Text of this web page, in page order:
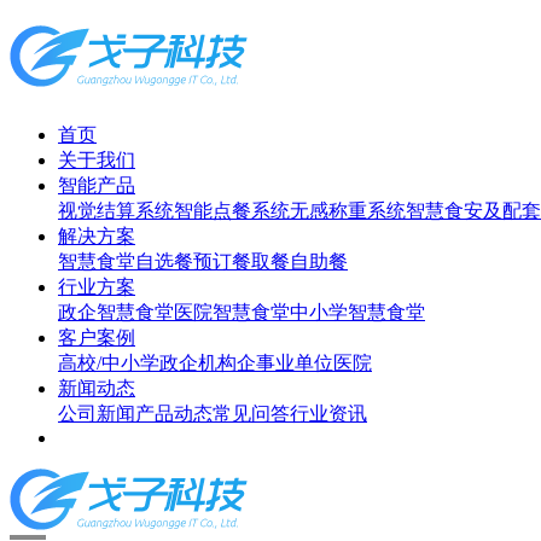
首页
关于我们
智能产品
视觉结算系统智能点餐系统无感称重系统智慧食安及配
解决方案
智慧食堂自选餐预订餐取餐自助餐
行业方案
政企智慧食堂医院智慧食堂中小学智慧食堂
客户案例
高校/中小学政企机构企事业单位医院
新闻动态
公司新闻产品动态常见问答行业资讯